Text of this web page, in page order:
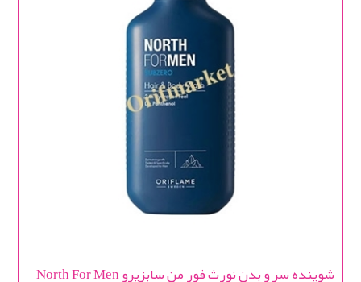
شوینده سر و بدن نورث فور من سابزیرو North For Men